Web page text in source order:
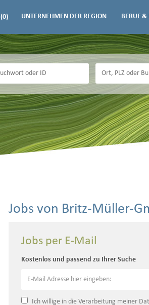
(0) UNTERNEHMEN DER REGION BERUF &
Jobs von Britz-Müller-
Jobs per E-Mail
Kostenlos und passend zu Ihrer Suche
Ich willige in die Verarbeitung meiner